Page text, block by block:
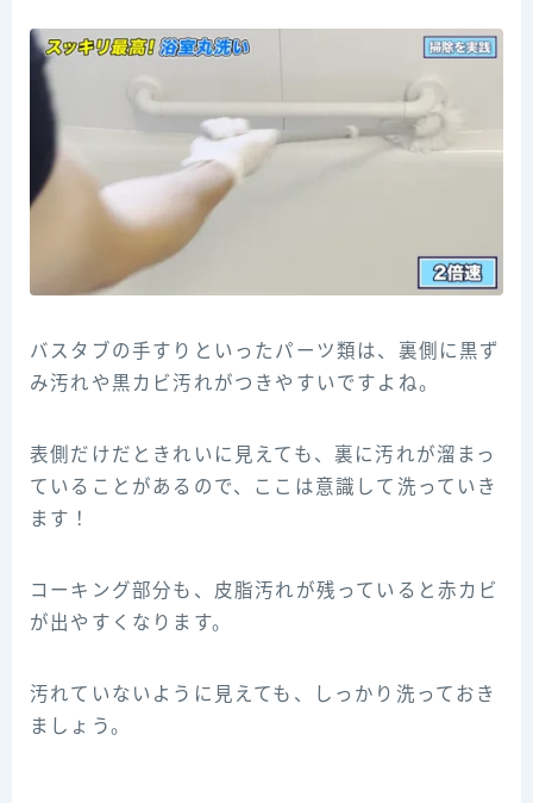
バスタブの手すりといったパーツ類は、裏側に黒ず
み汚れや黒カビ汚れがつきやすいですよね。
表側だけだときれいに見えても、裏に汚れが溜まっ
ていることがあるので、ここは意識して洗っていき
ます！
コーキング部分も、皮脂汚れが残っていると赤カビ
が出やすくなります。
汚れていないように見えても、しっかり洗っておき
ましょう。